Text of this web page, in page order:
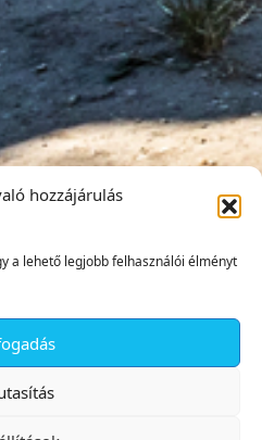
hozzájárulás
a lehető legjobb felhasználói élményt
✕